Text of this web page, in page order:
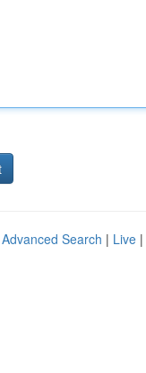
Advanced Search | Live |